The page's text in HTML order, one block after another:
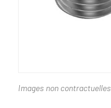
Images non contractuelles